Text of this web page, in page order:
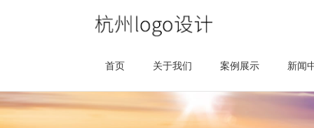
首页 关于我们 案例展示 新闻